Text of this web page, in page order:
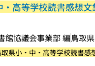
・高等学校読書感想文
館協議会事業部 編鳥取
取県小・中・高等学校読書感